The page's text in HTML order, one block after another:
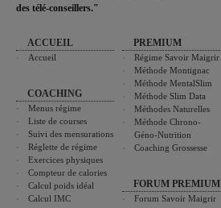
des télé-conseillers."
ACCUEIL
Accueil
COACHING
Menus régime
Liste de courses
Suivi des mensurations
Réglette de régime
Exercices physiques
Compteur de calories
Calcul poids idéal
Calcul IMC
PREMIUM
Régime Savoir Maigrir
Méthode Montignac
Méthode MentalSlim
Méthode Slim Data
Méthodes Naturelles
Méthode Chrono-
Géno-Nutrition
Coaching Grossesse
FORUM PREMIUM
Forum Savoir Maigrir